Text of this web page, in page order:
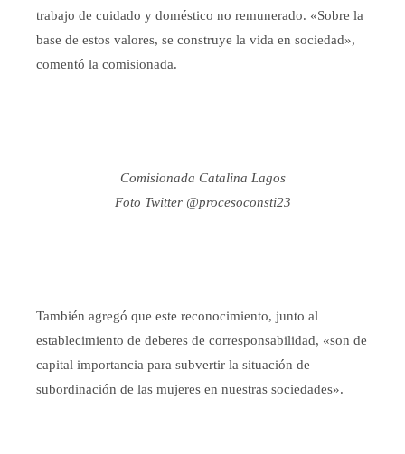
trabajo de cuidado y doméstico no remunerado. «Sobre la
base de estos valores, se construye la vida en sociedad»,
comentó la comisionada.
Comisionada Catalina Lagos
Foto Twitter @procesoconsti23
También agregó que este reconocimiento, junto al
establecimiento de deberes de corresponsabilidad, «son de
capital importancia para subvertir la situación de
subordinación de las mujeres en nuestras sociedades».